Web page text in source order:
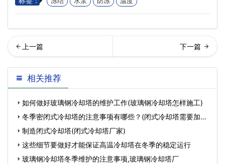
式冷却塔的两大循环,闭式冷
却塔价格多少钱…
却塔填料清洗方法,冷却塔填
料清洗方案
相关推荐
如何做好玻璃钢冷却塔的维护工作(玻璃钢冷却塔怎样施工)
冬季密闭式冷却塔的注意事项有哪些？(闭式冷却塔需要加药
么)制造闭式冷却塔(闭式冷却塔厂家)
这些细节要做好才能保证高温冷却塔在冬季的稳定运行
玻璃钢冷却塔冬季维护的注意事项,玻璃钢冷却塔厂